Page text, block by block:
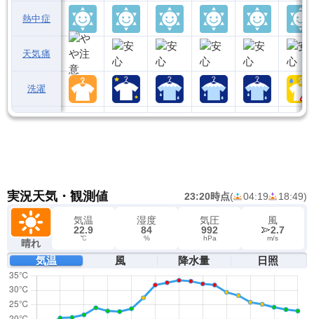
熱中症
天気痛
洗濯
実況天気・観測値 23:20時点( 04:19 18:49)
晴れ
気温
22.9
℃
湿度
84
%
気圧
992
hPa
風
2.7
m/s
気温 風 降水量 日照